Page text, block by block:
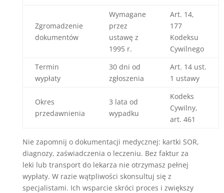
Zgromadzenie
dokumentów
Wymagane
przez
ustawę z
1995 r.
Art. 14,
177
Kodeksu
Cywilnego
Termin
wypłaty
30 dni od
zgłoszenia
Art. 14 ust.
1 ustawy
Okres
przedawnienia
3 lata od
wypadku
Kodeks
Cywilny,
art. 461
Nie zapomnij o dokumentacji medycznej: kartki SOR,
diagnozy, zaświadczenia o leczeniu. Bez faktur za
leki lub transport do lekarza nie otrzymasz pełnej
wypłaty. W razie wątpliwości skonsultuj się z
specjalistami. Ich wsparcie skróci proces i zwiększy